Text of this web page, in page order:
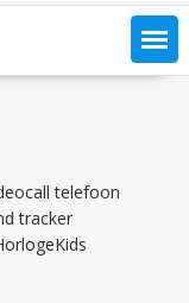
telefoon
tracker